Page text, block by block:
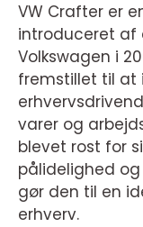
VW Crafter er
introduceret af
Volkswagen i
fremstillet til at
varer og
blevet rost for
pålidelighed
gør den til en
erhverv.